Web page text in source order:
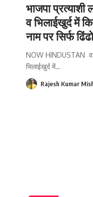
भाजपा प्रत्याशी
व भिलाईखुर्द में
नाम पर सिर्फ
NOW HINDUSTAN
भिलाईखुर्द में…
Rajesh Kumar